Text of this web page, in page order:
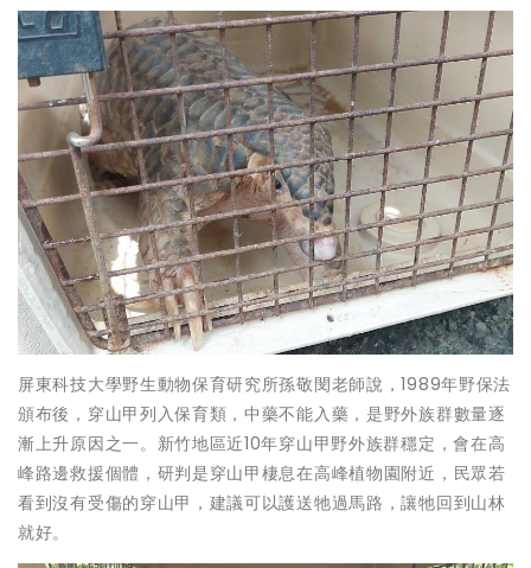
屏東科技大學野生動物保育研究所孫敬閔老師說，1989年野保法
頒布後，穿山甲列入保育類，中藥不能入藥，是野外族群數量逐
漸上升原因之一。新竹地區近10年穿山甲野外族群穩定，會在高
峰路邊救援個體，研判是穿山甲棲息在高峰植物園附近，民眾若
看到沒有受傷的穿山甲，建議可以護送牠過馬路，讓牠回到山林
就好。